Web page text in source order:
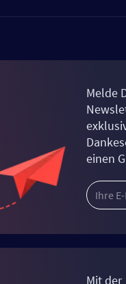
Melde
einen
Mit der